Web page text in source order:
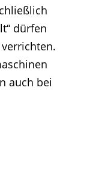
dürfen
auch bei